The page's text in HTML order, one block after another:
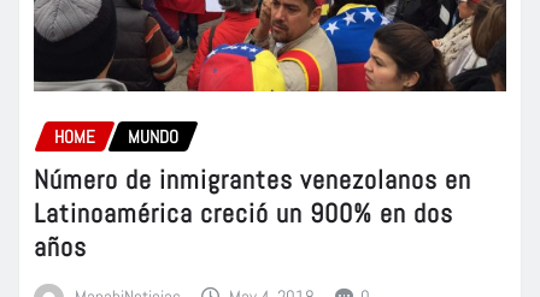
HOME MUNDO
Número de inmigrantes venezolanos en
Latinoamérica creció un 900% en dos
años